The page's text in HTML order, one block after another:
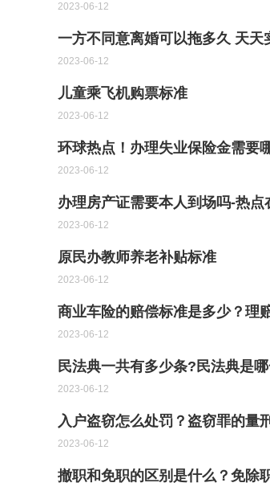
2023-06-12
一方不同意离婚可以拖多久 天天
2023-06-12
儿童乘飞机购票标准
2023-06-12
环球热点！办理失业保险金需要
2023-06-12
办理房产证需要本人到场吗-热点
2023-06-12
原民办教师养老补贴标准
2023-06-12
商业车险的赔偿标准是多少？理
2023-06-12
民法典一共有多少条?民法典是
2023-06-12
入户盗窃怎么处罚？盗窃罪的量
2023-06-12
撤职和免职的区别是什么？免除